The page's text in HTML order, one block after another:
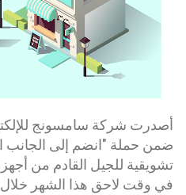
أصدرت شركة سامسونج
ضمن حملة "انضم إلى الجانب